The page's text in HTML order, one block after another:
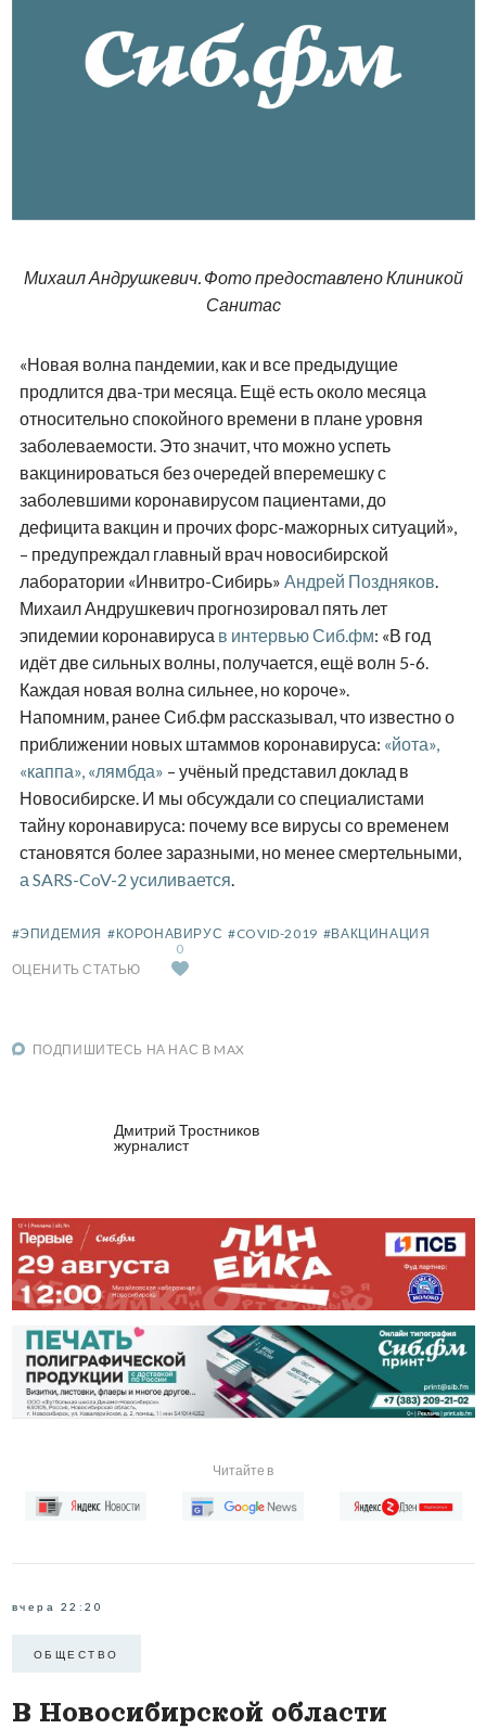
Михаил Андрушкевич. Фото предоставлено Клиникой
Санитас
«Новая волна пандемии, как и все предыдущие
продлится два-три месяца. Ещё есть около месяца
относительно спокойного времени в плане уровня
заболеваемости. Это значит, что можно успеть
вакцинироваться без очередей вперемешку с
заболевшими коронавирусом пациентами, до
дефицита вакцин и прочих форс-мажорных ситуаций»,
– предупреждал главный врач новосибирской
лаборатории «Инвитро-Сибирь» Андрей Поздняков.
Михаил Андрушкевич прогнозировал пять лет
эпидемии коронавируса в интервью Сиб.фм: «В год
идёт две сильных волны, получается, ещё волн 5-6.
Каждая новая волна сильнее, но короче».
Напомним, ранее Сиб.фм рассказывал, что известно о
приближении новых штаммов коронавируса: «йота»,
«каппа», «лямбда» – учёный представил доклад в
Новосибирске. И мы обсуждали со специалистами
тайну коронавируса: почему все вирусы со временем
становятся более заразными, но менее смертельными,
а SARS-CoV-2 усиливается.
#ЭПИДЕМИЯ #КОРОНАВИРУС #COVID-2019 #ВАКЦИНАЦИЯ
ОЦЕНИТЬ СТАТЬЮ
0
ПОДПИШИТЕСЬ НА НАС В MAX
Дмитрий Тростников
журналист
Читайте в
вчера 22:20
ОБЩЕСТВО
В Новосибирской области